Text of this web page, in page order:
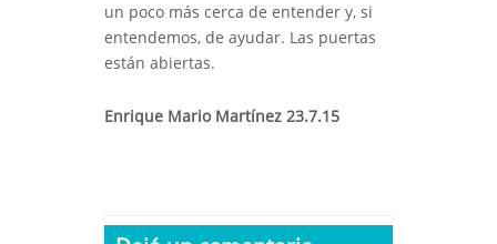
un poco más cerca de entender y, si
entendemos, de ayudar. Las puertas
están abiertas.
Enrique Mario Martínez 23.7.15